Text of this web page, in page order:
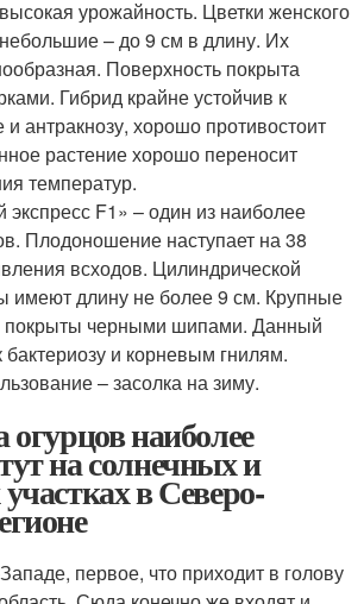
урожайность. Цветки женского
– до 9 см в длину. Их
Поверхность покрыта
Гибрид крайне устойчив к
и антракнозу, хорошо противостоит
растение хорошо переносит
температур.
экспресс F1» – один из наиболее
Плодоношение наступает на 38
всходов. Цилиндрической
имеют длину не более 9 см. Крупные
покрыты черными шипами. Данный
бактериозу и корневым гнилям.
– засолка на зиму.
огурцов наиболее
на солнечных и
в Северо-
первое, что приходит в голову